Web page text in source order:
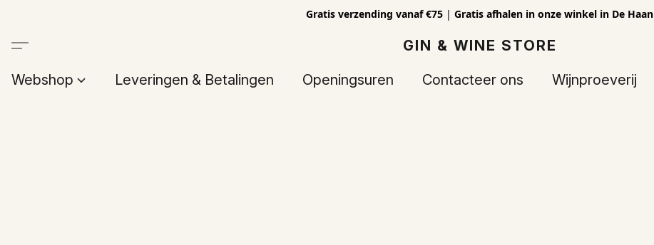
Gratis verzending vanaf €75| Gratis afhalen in onze winkel in De Haan
GIN & WINE STORE
Webshop Leveringen & Betalingen Openingsuren Contacteer ons Wijnproeverij